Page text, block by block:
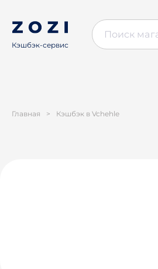
Кэшбэк-сервис
Главная > Кэшбэк в Vchehle